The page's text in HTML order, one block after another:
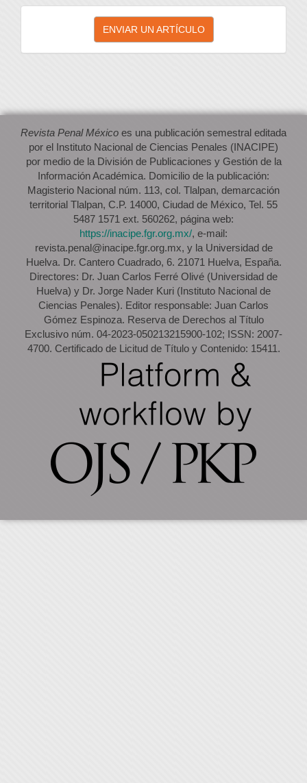
Enviar
artículo
ENVIAR UN ARTÍCULO
Revista Penal México es una publicación semestral editada
por el Instituto Nacional de Ciencias Penales (INACIPE)
por medio de la División de Publicaciones y Gestión de la
Información Académica. Domicilio de la publicación:
Magisterio Nacional núm. 113, col. Tlalpan, demarcación
territorial Tlalpan, C.P. 14000, Ciudad de México, Tel. 55
5487 1571 ext. 560262, página web:
https://inacipe.fgr.org.mx/, e-mail:
revista.penal@inacipe.fgr.org.mx, y la Universidad de
Huelva. Dr. Cantero Cuadrado, 6. 21071 Huelva, España.
Directores: Dr. Juan Carlos Ferré Olivé (Universidad de
Huelva) y Dr. Jorge Nader Kuri (Instituto Nacional de
Ciencias Penales). Editor responsable: Juan Carlos
Gómez Espinoza. Reserva de Derechos al Título
Exclusivo núm. 04-2023-050213215900-102; ISSN: 2007-
4700. Certificado de Licitud de Título y Contenido: 15411.